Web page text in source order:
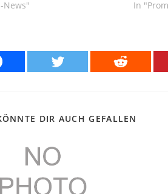
News"
In
DIR AUCH GEFALLEN